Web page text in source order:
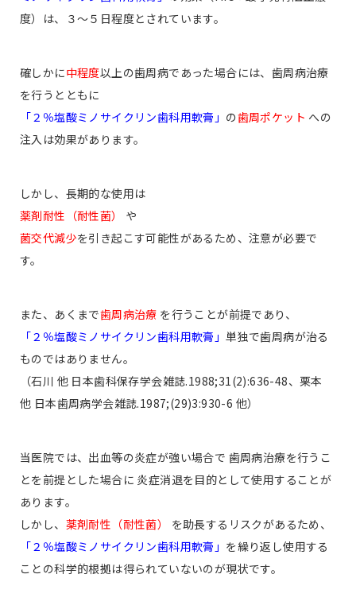
度）は、３〜５日程度とされています。
確しかに中程度以上の歯周病であった場合には、歯周病治療
を行うとともに
「２％塩酸ミノサイクリン歯科用軟膏」 の歯周ポケット への
注入は効果があります。
しかし、長期的な使用は
薬剤耐性（耐性菌）
や
菌交代減少を引き起こす可能性があるため、注意が必要で
す。
また、あくまで歯周病治療 を行うことが前提であり、
「２％塩酸ミノサイクリン歯科用軟膏」単独で歯周病が治る
ものではありません。
（石川 他 日本歯科保存学会雑誌.1988;31(2):636-48、栗本
他 日本歯周病学会雑誌.1987;(29)3:930-6 他）
当医院では、出血等の炎症が強い場合で 歯周病治療を行うこ
とを前提とした場合に 炎症消退を目的として使用することが
あります。
しかし、 薬剤耐性（耐性菌）
を助長するリスクがあるため、
「２％塩酸ミノサイクリン歯科用軟膏」 を繰り返し使用する
ことの科学的根拠は得られていないのが現状です。